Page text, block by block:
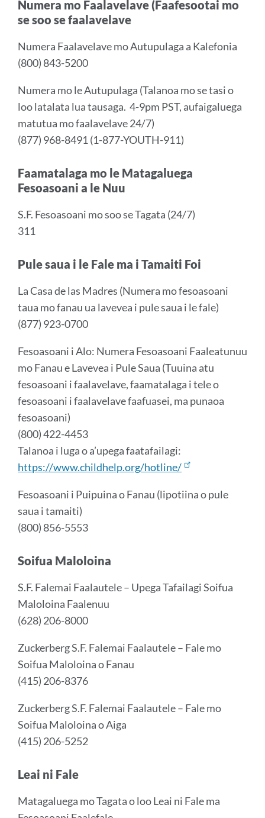
Numera mo Faalavelave (Faafesootai mo
se soo se faalavelave
Numera Faalavelave mo Autupulaga a Kalefonia
(800) 843-5200
Numera mo le Autupulaga (Talanoa mo se tasi o
loo latalata lua tausaga. 4-9pm PST, aufaigaluega
matutua mo faalavelave 24/7)
(877) 968-8491 (1-877-YOUTH-911)
Faamatalaga mo le Matagaluega
Fesoasoani a le Nuu
S.F. Fesoasoani mo soo se Tagata (24/7)
311
Pule saua i le Fale ma i Tamaiti Foi
La Casa de las Madres (Numera mo fesoasoani
taua mo fanau ua lavevea i pule saua i le fale)
(877) 923-0700
Fesoasoani i Alo: Numera Fesoasoani Faaleatunuu
mo Fanau e Lavevea i Pule Saua (Tuuina atu
fesoasoani i faalavelave, faamatalaga i tele o
fesoasoani i faalavelave faafuasei, ma punaoa
fesoasoani)
(800) 422-4453
Talanoa i luga oa’upegafaatafailagi:
https://www.childhelp.org/hotline/
Fesoasoani i Puipuina o Fanau (lipotiina o pule
saua i tamaiti)
(800) 856-5553
Soifua Maloloina
S.F. Falemai Faalautele – Upega Tafailagi Soifua
Maloloina Faalenuu
(628) 206-8000
Zuckerberg S.F. Falemai Faalautele – Fale mo
Soifua Maloloina o Fanau
(415) 206-8376
Zuckerberg S.F. Falemai Faalautele – Fale mo
Soifua Maloloina o Aiga
(415) 206-5252
Leai ni Fale
Matagaluega mo Tagata o loo Leai ni Fale ma